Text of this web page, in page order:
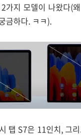
가지 모델이 나왔다(
금하다. ㅋㅋ).
탭 S7은 11인치, 그